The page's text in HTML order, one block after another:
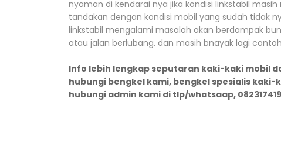
nyaman di kendarai nya jika kondisi linkstabil
tandakan dengan kondisi mobil yang sudah tidak
linkstabil mengalami masalah akan berdampak
atau jalan berlubang. dan masih bnayak lagi
Info lebih lengkap seputaran kaki-kaki mobil
hubungi bengkel kami, bengkel spesialis kaki-
hubungi admin kami di tlp/whatsaap,